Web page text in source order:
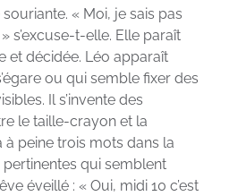
« Moi, je sais pas
s’excuse-t-elle. Elle paraît
et décidée. Léo apparaît
ou qui semble fixer des
Il s’invente des
le taille-crayon et la
peine trois mots dans la
qui semblent
éveillé : « Oui, midi 10 c’est